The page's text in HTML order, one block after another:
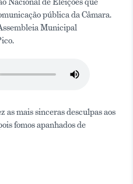
pública da Câmara.
Municipal
as mais sinceras desculpas aos
fomos apanhados de